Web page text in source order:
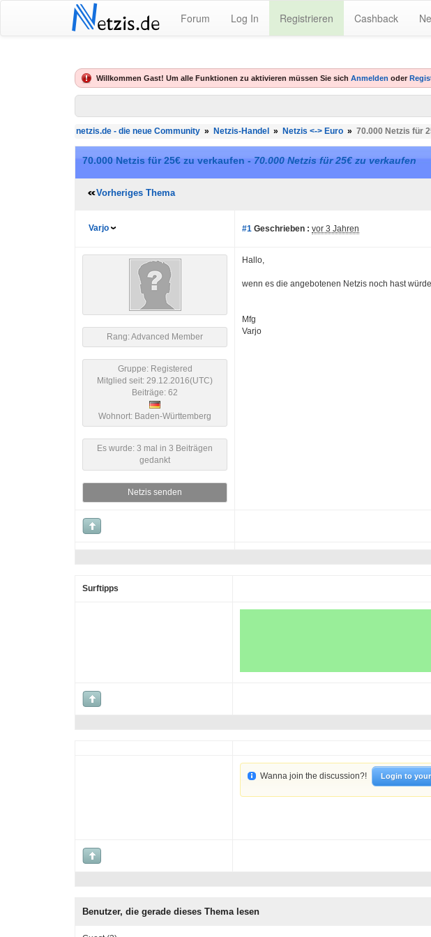
Netzis.de Forum Log In Registrieren Cashback
Willkommen Gast! Um alle Funktionen zu aktivieren müssen Sie sich Anmelden oder
netzis.de - die neue Community » Netzis-Handel » Netzis <-> Euro » 70.000 Netzis für
70.000 Netzis für 25€ zu verkaufen -70.000 Netzis für 25€ zu verkaufen
Vorheriges Thema
Varjo #1 Geschrieben : vor 3 Jahren
Rang: Advanced Member
Gruppe: Registered
Mitglied seit: 29.12.2016(UTC)
Beiträge: 62
Wohnort: Baden-Württemberg
Es wurde: 3 mal in 3 Beiträgen
gedankt
Netzis senden
Hallo,
wenn es die angebotenen Netzis noch hast
Mfg
Varjo
Surftipps
Wanna join the discussion?! Login to
Benutzer, die gerade dieses Thema lesen